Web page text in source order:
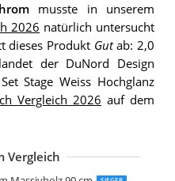
musste in unserem
2026 natürlich untersucht
dieses Produkt Gutab: 2,0
der DuNord Design
Stage Weiss Hochglanz
Vergleich 2026 auf dem
Vergleich
Laukaa Wohnzimmertisch
Design Couchtisch Ret
Couchtisch 120x80 cm Ida
aus Eiche & Metall
TREE Runder Couchtisch
Weiß Wohnzimmertisch
Höhenverstellbar